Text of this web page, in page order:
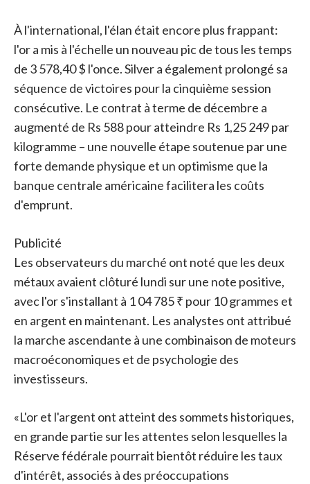
À l'international, l'élan était encore plus frappant:
l'or a mis à l'échelle un nouveau pic de tous les temps
de 3 578,40 $ l'once. Silver a également prolongé sa
séquence de victoires pour la cinquième session
consécutive. Le contrat à terme de décembre a
augmenté de Rs 588 pour atteindre Rs 1,25 249 par
kilogramme – une nouvelle étape soutenue par une
forte demande physique et un optimisme que la
banque centrale américaine facilitera les coûts
d'emprunt.
Publicité
Les observateurs du marché ont noté que les deux
métaux avaient clôturé lundi sur une note positive,
avec l'or s'installant à 1 04 785 ₹ pour 10 grammes et
en argent en maintenant. Les analystes ont attribué
la marche ascendante à une combinaison de moteurs
macroéconomiques et de psychologie des
investisseurs.
«L'or et l'argent ont atteint des sommets historiques,
en grande partie sur les attentes selon lesquelles la
Réserve fédérale pourrait bientôt réduire les taux
d'intérêt, associés à des préoccupations